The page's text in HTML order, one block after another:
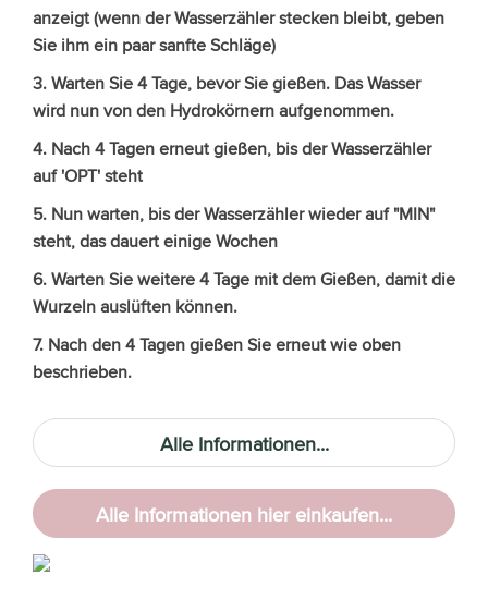
anzeigt (wenn der Wasserzähler stecken bleibt, geben
Sie ihm ein paar sanfte Schläge)
3. Warten Sie 4 Tage, bevor Sie gießen. Das Wasser
wird nun von den Hydrokörnern aufgenommen.
4. Nach 4 Tagen erneut gießen, bis der Wasserzähler
auf 'OPT' steht
5. Nun warten, bis der Wasserzähler wieder auf "MIN"
steht, das dauert einige Wochen
6. Warten Sie weitere 4 Tage mit dem Gießen, damit die
Wurzeln auslüften können.
7. Nach den 4 Tagen gießen Sie erneut wie oben
beschrieben.
Alle Informationen...
Alle Informationen hier einkaufen...